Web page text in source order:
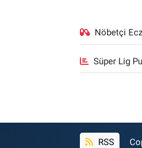
Nöbetçi
Süper Lig
RSS